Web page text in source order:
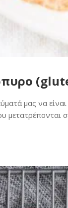
μας να
μετατρέπονται